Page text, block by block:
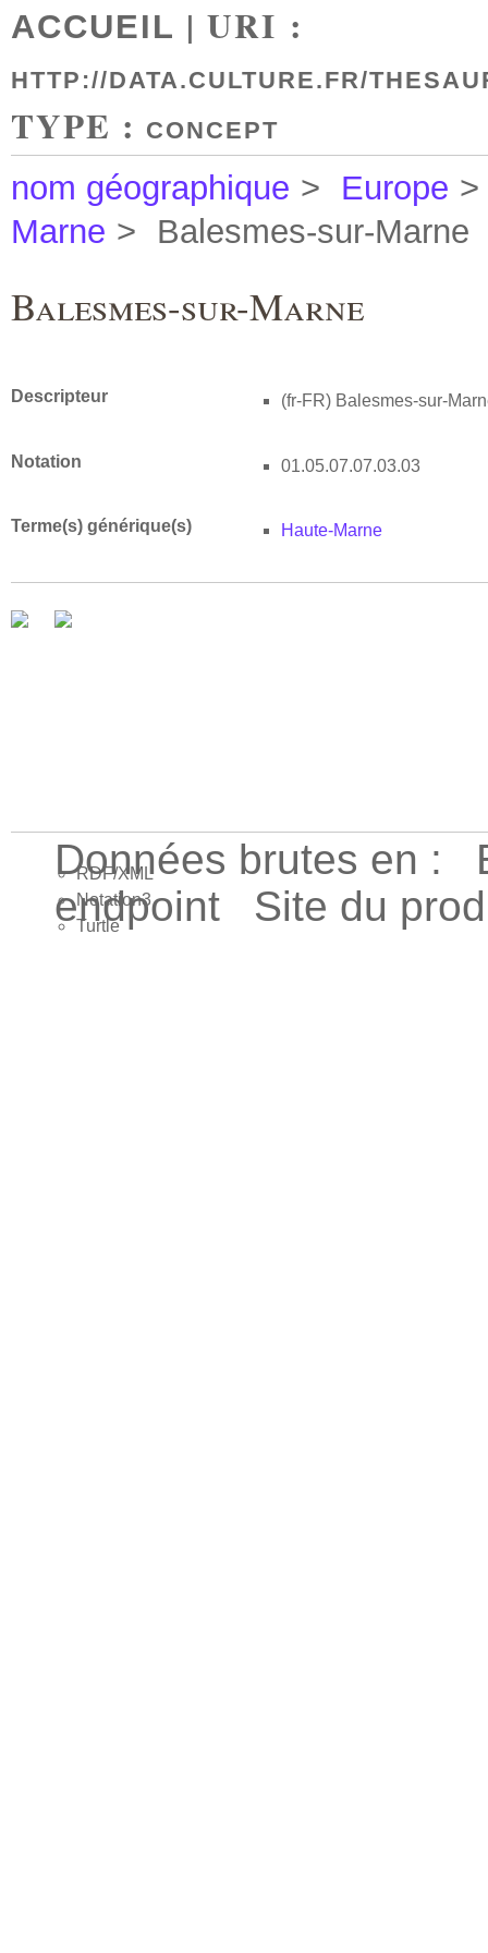
ACCUEIL | URI :
HTTP://DATA.CULTURE.FR/
TYPE : CONCEPT
nom géographique > Europe >
Marne > Balesmes-sur-Marne
Balesmes-sur-Marne
Descripteur (fr-FR) Balesmes-sur-
Notation 01.05.07.07.03.03
Terme(s) générique(s) Haute-Marne
Données brutes en :
RDF/XML
Notation3
Turtle
endpoint
Site du